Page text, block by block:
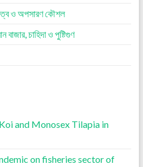
ও অপসারণ কৌশল
বাজার, চাহিদা ও পুষ্টিগুণ
and Monosex Tilapia in
on fisheries sector of